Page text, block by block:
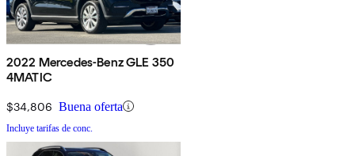
2022 Mercedes-Benz GLE 350
4MATIC
$34,806 Buena oferta
Incluye tarifas de conc.